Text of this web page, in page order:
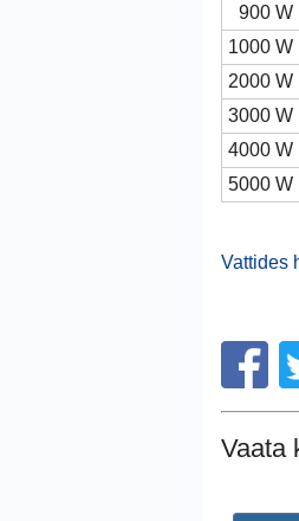
900 W
1000 W
2000 W
3000 W
4000 W
5000 W
Vattides
Vaata